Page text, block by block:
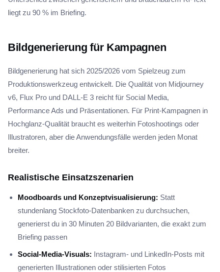
liegt zu 90 % im Briefing.
Bildgenerierung für Kampagnen
Bildgenerierung hat sich 2025/2026 vom Spielzeug zum
Produktionswerkzeug entwickelt. Die Qualität von Midjourney
v6, Flux Pro und DALL-E 3 reicht für Social Media,
Performance Ads und Präsentationen. Für Print-Kampagnen in
Hochglanz-Qualität braucht es weiterhin Fotoshootings oder
Illustratoren, aber die Anwendungsfälle werden jeden Monat
breiter.
Realistische Einsatzszenarien
Moodboards und Konzeptvisualisierung: Statt
stundenlang Stockfoto-Datenbanken zu durchsuchen,
generierst du in 30 Minuten 20 Bildvarianten, die exakt zum
Briefing passen
Social-Media-Visuals: Instagram- und LinkedIn-Posts mit
generierten Illustrationen oder stilisierten Fotos